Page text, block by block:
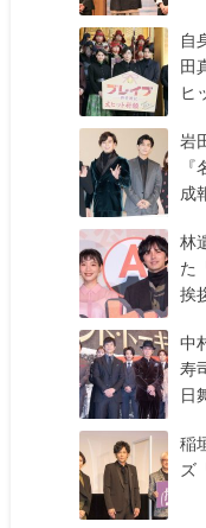
自
田
ヒ
岩
成
林
た
挨
中
寿
日
稲
ズ